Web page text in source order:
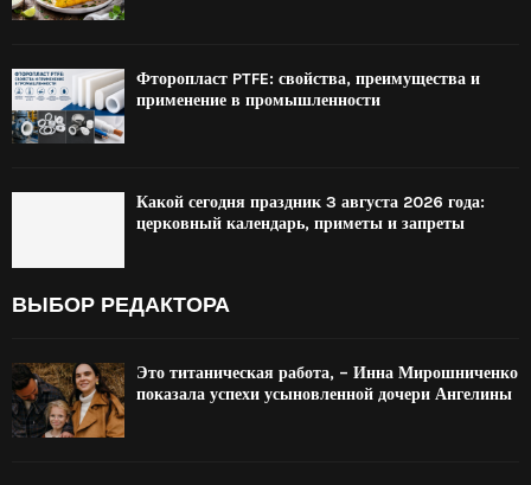
Фторопласт PTFE: свойства, преимущества и
применение в промышленности
Какой сегодня праздник 3 августа 2026 года:
церковный календарь, приметы и запреты
ВЫБОР РЕДАКТОРА
Это титаническая работа, – Инна Мирошниченко
показала успехи усыновленной дочери Ангелины